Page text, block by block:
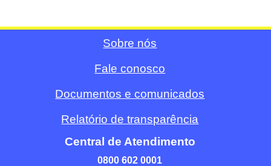
Sobre nós
Fale conosco
Documentos e comunicados
Relatório de transparência
Central de Atendimento
0800 602 0001